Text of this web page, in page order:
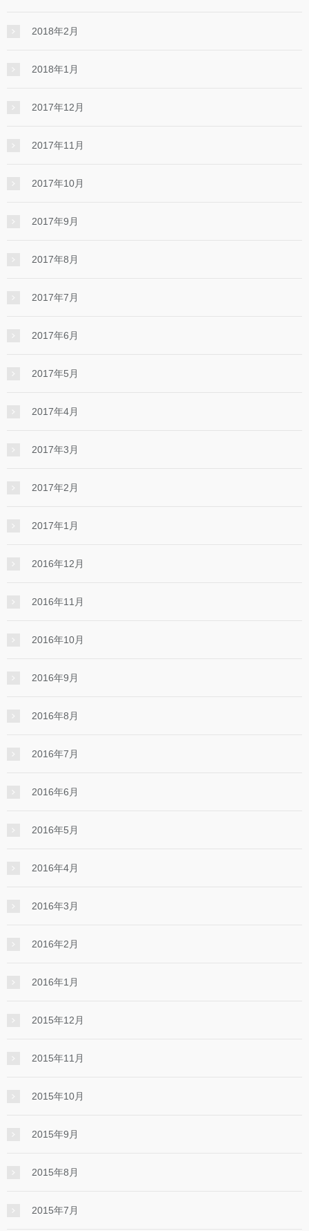
2018年2月
2018年1月
2017年12月
2017年11月
2017年10月
2017年9月
2017年8月
2017年7月
2017年6月
2017年5月
2017年4月
2017年3月
2017年2月
2017年1月
2016年12月
2016年11月
2016年10月
2016年9月
2016年8月
2016年7月
2016年6月
2016年5月
2016年4月
2016年3月
2016年2月
2016年1月
2015年12月
2015年11月
2015年10月
2015年9月
2015年8月
2015年7月